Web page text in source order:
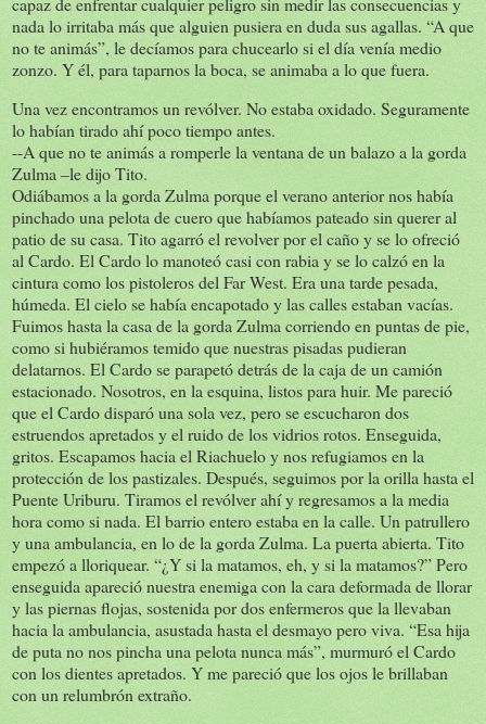
nada lo irritaba más que alguien pusiera en duda sus agallas. “A que
no te animás”, le decíamos para chucearlo si el día venía medio
zonzo. Y él, para taparnos la boca, se animaba a lo que fuera.
Una vez encontramos un revólver. No estaba oxidado. Seguramente
lo habían tirado ahí poco tiempo antes.
--A que no te animás a romperle la ventana de un balazo a la gorda
Zulma –le dijo Tito.
Odiábamos a la gorda Zulma porque el verano anterior nos había
pinchado una pelota de cuero que habíamos pateado sin querer al
patio de su casa. Tito agarró el revolver por el caño y se lo ofreció
al Cardo. El Cardo lo manoteó casi con rabia y se lo calzó en la
cintura como los pistoleros del Far West. Era una tarde pesada,
húmeda. El cielo se había encapotado y las calles estaban vacías.
Fuimos hasta la casa de la gorda Zulma corriendo en puntas de pie,
como si hubiéramos temido que nuestras pisadas pudieran
delatarnos. El Cardo se parapetó detrás de la caja de un camión
estacionado. Nosotros, en la esquina, listos para huir. Me pareció
que el Cardo disparó una sola vez, pero se escucharon dos
estruendos apretados y el ruido de los vidrios rotos. Enseguida,
gritos. Escapamos hacia el Riachuelo y nos refugiamos en la
protección de los pastizales. Después, seguimos por la orilla hasta el
Puente Uriburu. Tiramos el revólver ahí y regresamos a la media
hora como si nada. El barrio entero estaba en la calle. Un patrullero
y una ambulancia, en lo de la gorda Zulma. La puerta abierta. Tito
empezó a lloriquear. “¿Y si la matamos, eh, y si la matamos?” Pero
enseguida apareció nuestra enemiga con la cara deformada de llorar
y las piernas flojas, sostenida por dos enfermeros que la llevaban
hacia la ambulancia, asustada hasta el desmayo pero viva. “Esa hija
de puta no nos pincha una pelota nunca más”, murmuró el Cardo
con los dientes apretados. Y me pareció que los ojos le brillaban
con un relumbrón extraño.